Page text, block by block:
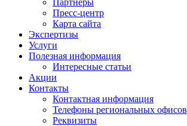
Пресс-центр
Карта сайта
Экспертизы
Услуги
Полезная информация
Интересные статьи
Акции
Контакты
Контактная информация
Телефоны региональных офисов
Реквизиты